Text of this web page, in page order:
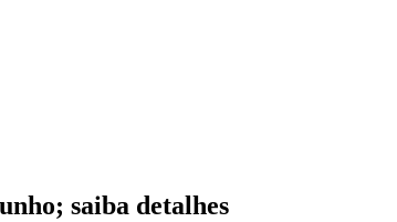
saiba detalhes